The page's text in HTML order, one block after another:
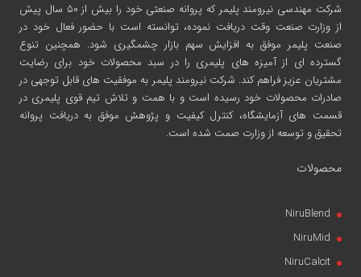
شرکت مهندسی نیرومند پلیمر
که پروانه صنعتی خود را بیش از ۵۰ سال پیش
از وزارت صنعت وقت دریافت نموده، توانسته است با حضور فعال خود در
صنعت پلیمر موفق به افزایش سهم بازار چشمگیری شود. همچنین تنوع
گسترده ای از آمیزه های پلیمری را در سبد محصولات خود برای رضایت
مشتریان عزیز فراهم کند. شرکت نیرومند پلیمر به موفقیت های قابل توجهی در
صادرات محصولات خود رسیده است و با همت و تلاش تیم قوی پلیمری در
قسمت های آزمایشگاه، کنترل کیفیت و پژوهش موفق به دریافت پروانه
تحقیق و توسعه از وزارت صمت شده است.
محصولات
NiruBlend
NiruMid
NiruCalcit